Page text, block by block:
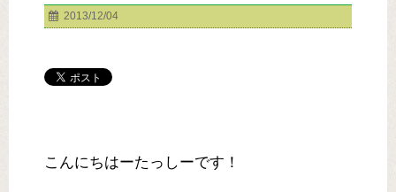
2013/12/04
こんにちはーたっしーです！